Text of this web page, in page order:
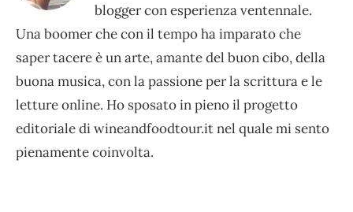
blogger con esperienza ventennale.
Una boomer che con il tempo ha imparato che
saper tacere è un arte, amante del buon cibo, della
buona musica, con la passione per la scrittura e le
letture online. Ho sposato in pieno il progetto
editoriale di wineandfoodtour.it nel quale mi sento
pienamente coinvolta.